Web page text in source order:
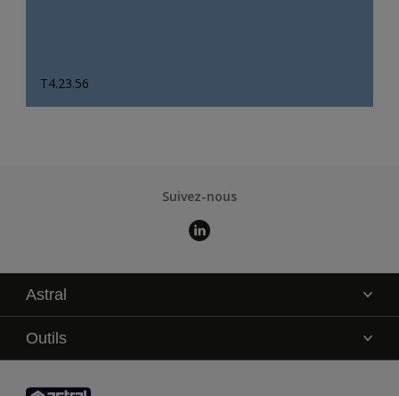
T4.23.56
Suivez-nous
Astral
La marque
Service technique
Contact
Outils